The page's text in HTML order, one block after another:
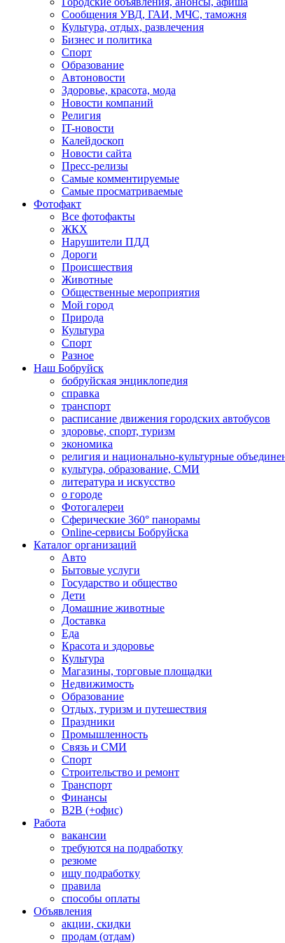
Сообщения УВД, ГАИ, МЧС, таможня
Культура, отдых, развлечения
Бизнес и политика
Спорт
Образование
Автоновости
Здоровье, красота, мода
Новости компаний
Религия
IT-новости
Калейдоскоп
Новости сайта
Пресс-релизы
Самые комментируемые
Самые просматриваемые
Фотофакт
Все фотофакты
ЖКХ
Нарушители ПДД
Дороги
Происшествия
Животные
Общественные мероприятия
Мой город
Природа
Культура
Спорт
Разное
Наш Бобруйск
бобруйская энциклопедия
справка
транспорт
расписание движения городских автобусов
здоровье, спорт, туризм
экономика
религия и национально-культурные
культура, образование, СМИ
литература и искусство
о городе
Фотогалереи
Сферические 360° панорамы
Online-сервисы Бобруйска
Каталог организаций
Авто
Бытовые услуги
Государство и общество
Дети
Домашние животные
Доставка
Еда
Красота и здоровье
Культура
Магазины, торговые площадки
Недвижимость
Образование
Отдых, туризм и путешествия
Праздники
Промышленность
Связь и СМИ
Спорт
Строительство и ремонт
Транспорт
Финансы
B2B (+офис)
Работа
вакансии
требуются на подработку
резюме
ищу подработку
правила
способы оплаты
Объявления
акции, скидки
продам (отдам)